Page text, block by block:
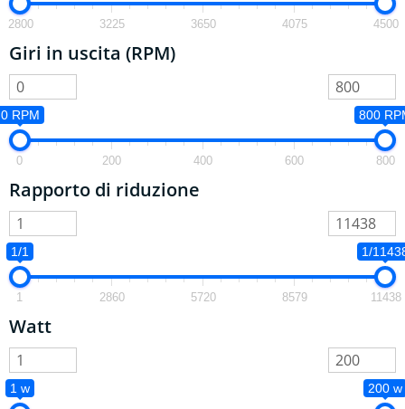
2800 3225 3650 4075 4500
Giri in uscita (RPM)
0 RPM 800
0 200 400 600 800
Rapporto di riduzione
1/1 1/
1 2860 5720 8579 11438
Watt
1 w 200 w